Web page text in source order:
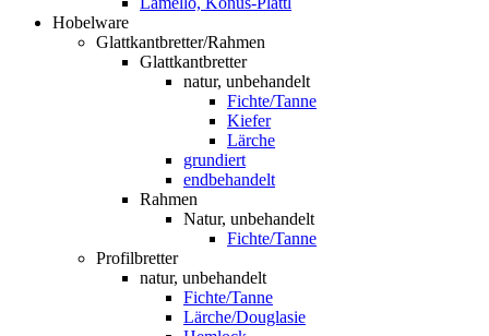
Hobelware
Glattkantbretter/Rahmen
Glattkantbretter
natur, unbehandelt
Fichte/Tanne
Kiefer
Lärche
grundiert
endbehandelt
Rahmen
Natur, unbehandelt
Fichte/Tanne
Profilbretter
natur, unbehandelt
Fichte/Tanne
Lärche/Douglasie